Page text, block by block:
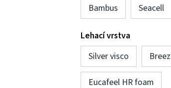
Bambus
Seacell
Lehací vrstva
Silver visco
Eucafeel HR foam